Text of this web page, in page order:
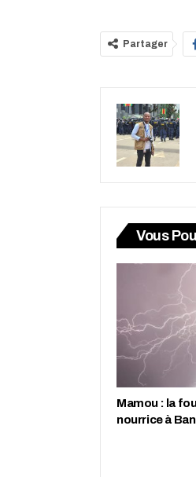
Partager
Vous
Mamou : la
nourrice à